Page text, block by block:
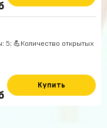
5; 💪Количество открытых
Купить